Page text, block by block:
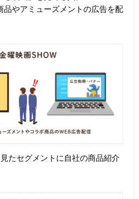
品やアミューズメントの広告を配
たセグメントに自社の商品紹介